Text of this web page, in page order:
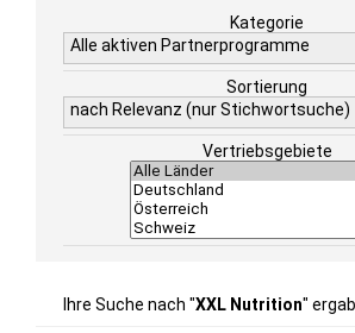
Kategorie
Alle aktiven Partnerprogramme
Sortierung
nach Relevanz (nur Stichwortsuche)
Vertriebsgebiete
Ihre Suche nach "XXL Nutrition"